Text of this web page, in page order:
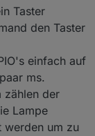
Taster
den Taster
einfach auf
ms.
zählen der
Lampe
werden um zu